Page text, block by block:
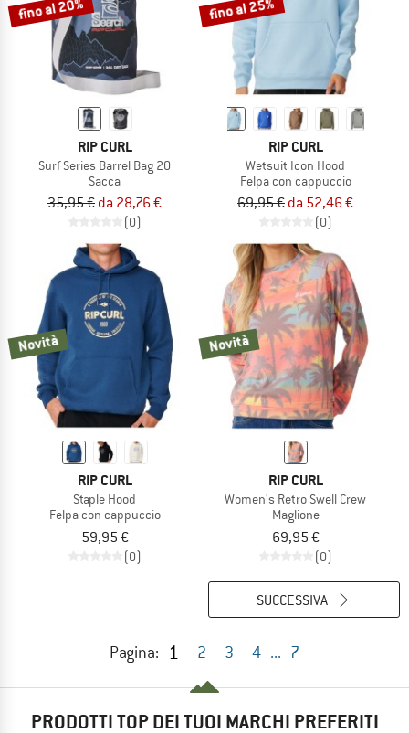
fino al 20%
RIP CURL
Surf Series Barrel Bag 20
Sacca
35,95 € da 28,76 €
(0)
fino al 25%
RIP CURL
Wetsuit Icon Hood
Felpa con cappuccio
69,95 € da 52,46 €
(0)
Novità
RIP CURL
Staple Hood
Felpa con cappuccio
59,95 €
(0)
Novità
RIP CURL
Women's Retro Swell Crew
Maglione
69,95 €
(0)
Pagina: 1 2 3 4 ... 7
SUCCESSIVA
PRODOTTI TOP DEI TUOI MARCHI PREFERITI